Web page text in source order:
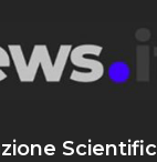
Scientific